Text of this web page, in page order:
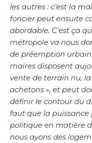
les autres : c’est la
foncier peut ensuite
abordable. C’est ça
métropole va nous
de préemption
maires disposent
vente de terrain nu,
achetons », et peut
définir le contour du
faut que la
politique en matière
nous ayons des